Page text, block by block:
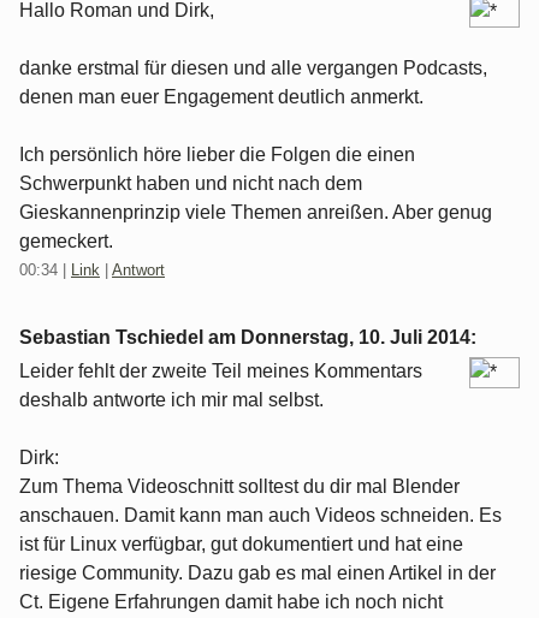
Hallo Roman und Dirk,
danke erstmal für diesen und alle vergangen Podcasts,
denen man euer Engagement deutlich anmerkt.
Ich persönlich höre lieber die Folgen die einen
Schwerpunkt haben und nicht nach dem
Gieskannenprinzip viele Themen anreißen. Aber genug
gemeckert.
00:34 Link Antwort
Sebastian Tschiedel am Donnerstag, 10. Juli 2014:
Leider fehlt der zweite Teil meines Kommentars
deshalb antworte ich mir mal selbst.
Dirk:
Zum Thema Videoschnitt solltest du dir mal Blender
anschauen. Damit kann man auch Videos schneiden. Es
ist für Linux verfügbar, gut dokumentiert und hat eine
riesige Community. Dazu gab es mal einen Artikel in der
Ct. Eigene Erfahrungen damit habe ich noch nicht